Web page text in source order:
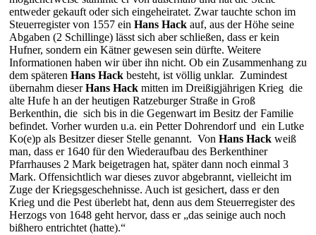
entweder gekauft oder sich eingeheiratet. Zwar tauchte schon im
Steuerregister von 1557 ein Hans Hack auf, aus der Höhe seine
Abgaben (2 Schillinge) lässt sich aber schließen, dass er kein
Hufner, sondern ein Kätner gewesen sein dürfte. Weitere
Informationen haben wir über ihn nicht. Ob ein Zusammenhang zu
dem späteren Hans Hack besteht, ist völlig unklar. Zumindest
übernahm dieserHans Hack mitten im Dreißigjährigen Krieg die
alte Hufe h an der heutigen Ratzeburger Straße in Groß
Berkenthin, die sich bis in die Gegenwart im Besitz der Familie
befindet. Vorher wurden u.a. ein Petter Dohrendorf und ein Lutke
Ko(e)p als Besitzer dieser Stelle genannt. Von Hans Hack weiß
man, dass er 1640 für den Wiederaufbau des Berkenthiner
Pfarrhauses 2 Mark beigetragen hat, später dann noch einmal 3
Mark. Offensichtlich war dieses zuvor abgebrannt, vielleicht im
Zuge der Kriegsgeschehnisse. Auch ist gesichert, dass er den
Krieg und die Pest überlebt hat, denn aus dem Steuerregister des
Herzogs von 1648 geht hervor, dass er „das seinige auch noch
bißhero entrichtet (hatte).“